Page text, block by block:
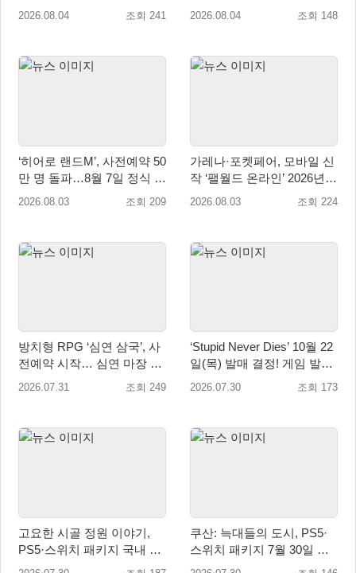
2026.08.04 조회 241
로 글로벌 정식 출시
2026.08.04 조회 148
‘히어로 랜드M’, 사전예약 50
만 명 돌파…8월 7일 정식 출
시
2026.08.03 조회 209
가레나·포켓페어, 모바일 신
작 ‘팰월드 온라인’ 2026년
출시 예정
2026.08.03 조회 224
방치형 RPG ‘심연 삼국’, 사
전예약 시작… 심연 마장 수
집·육성 예고
2026.07.31 조회 249
‘Stupid Never Dies’ 10월 22
일(목) 발매 결정! 게임 발매
에 앞서 주제가 음원 선공개
2026.07.30 조회 173
고요한 시골 정원 이야기,
PS5·스위치 패키지 국내 정
식 출시
쿠산: 늑대들의 도시, PS5·
스위치 패키지 7월 30일 국
내 정식 출시